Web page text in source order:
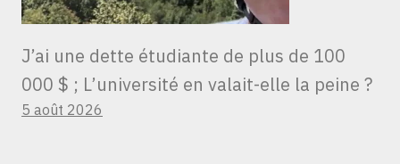
J’ai une dette étudiante de plus de 100
000 $ ; L’université en valait-elle la peine ?
5 août 2026